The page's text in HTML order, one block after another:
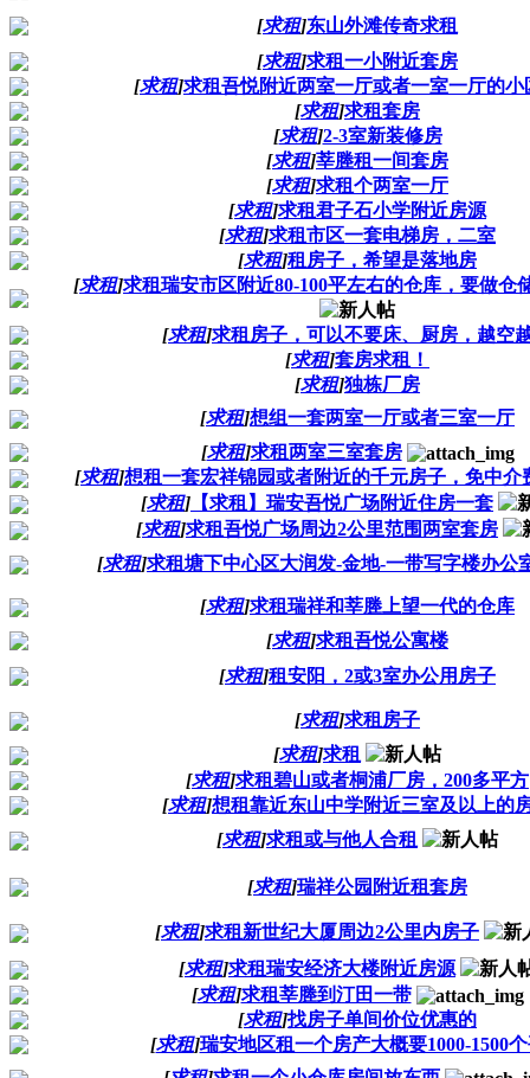
[求租]东山外滩传奇求租
[求租]求租一小附近套房
[求租]求租吾悦附近两室一厅或者一室一厅的小
[求租]求租套房
[求租]2-3室新装修房
[求租]莘塍租一间套房
[求租]求租个两室一厅
[求租]求租君子石小学附近房源
[求租]求租市区一套电梯房，二室
[求租]租房子，希望是落地房
[求租]求租瑞安市区附近80-100平左右的仓库，要做仓
[求租]求租房子，可以不要床、厨房，越空
[求租]套房求租！
[求租]独栋厂房
[求租]想组一套两室一厅或者三室一厅
[求租]求租两室三室套房
[求租]想租一套宏祥锦园或者附近的千元房子，免中介
[求租] 【求租】瑞安吾悦广场附近住房一套
[求租]求租吾悦广场周边2公里范围两室套房
[求租]求租塘下中心区大润发-金地-一带写字楼办公
[求租]求租瑞祥和莘塍上望一代的仓库
[求租]求租吾悦公寓楼
[求租]租安阳，2或3室办公用房子
[求租]求租房子
[求租]求租
[求租]求租碧山或者桐浦厂房，200多平方
[求租]想租靠近东山中学附近三室及以上的
[求租]求租或与他人合租
[求租]瑞祥公园附近租套房
[求租]求租新世纪大厦周边2公里内房子
[求租]求租瑞安经济大楼附近房源
[求租]求租莘塍到汀田一带
[求租]找房子单间价位优惠的
[求租]瑞安地区租一个房产大概要1000-1500